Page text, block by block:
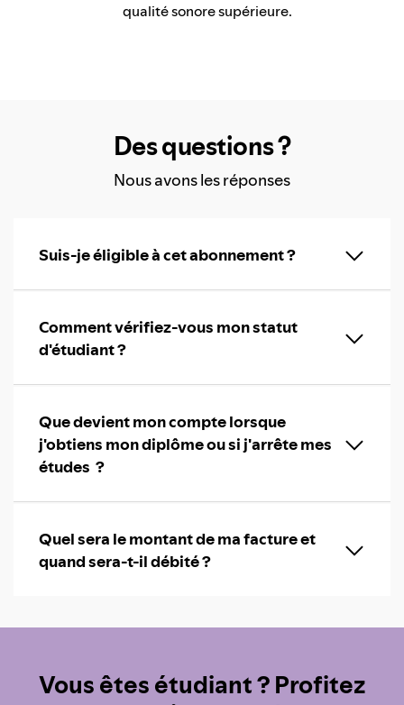
qualité sonore supérieure.
Des questions ?
Nous avons les réponses
Suis-je éligible à cet abonnement ?
Comment vérifiez-vous mon statut
d'étudiant ?
Que devient mon compte lorsque
j'obtiens mon diplôme ou si j'arrête mes
études ?
Quel sera le montant de ma facture et
quand sera-t-il débité ?
Vous êtes étudiant ? Profitez